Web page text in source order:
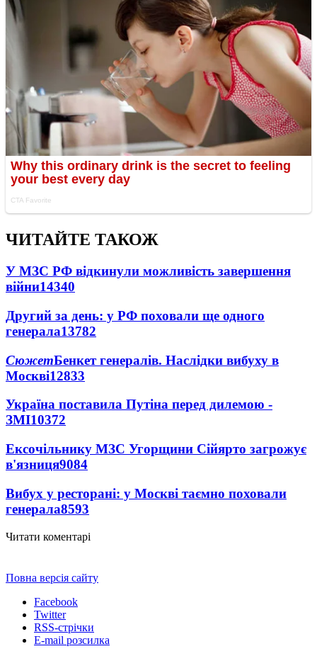
ЧИТАЙТЕ ТАКОЖ
У МЗС РФ відкинули можливість завершення
війни14340
Другий за день: у РФ поховали ще одного
генерала13782
СюжетБенкет генералів. Наслідки вибуху в
Москві12833
Україна поставила Путіна перед дилемою -
ЗМІ10372
Ексочільнику МЗС Угорщини Сійярто загрожує
в'язниця9084
Вибух у ресторані: у Москві таємно поховали
генерала8593
Читати коментарі
Повна версія сайту
Facebook
Twitter
RSS-стрічки
E-mail розсилка